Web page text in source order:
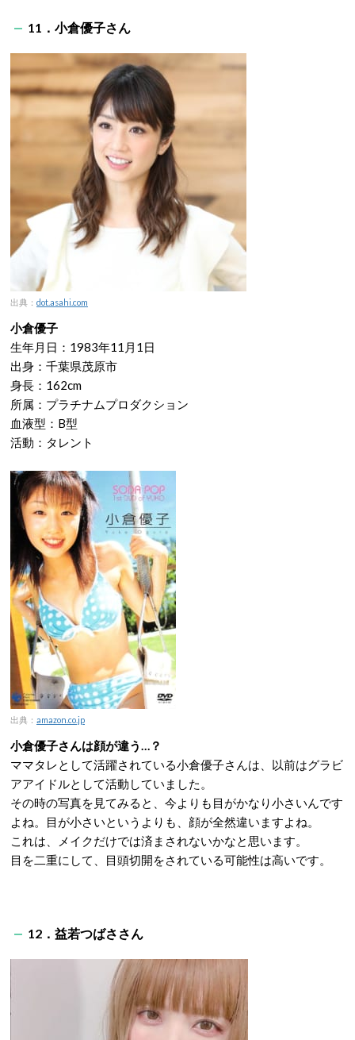
11．小倉優子さん
出典： dot.asahi.com
小倉優子
生年月日：1983年11月1日
出身：千葉県茂原市
身長：162cm
所属：プラチナムプロダクション
血液型：B型
活動：タレント
出典： amazon.co.jp
小倉優子さんは顔が違う…？
ママタレとして活躍されている小倉優子さんは、以前はグラビ
アアイドルとして活動していました。
その時の写真を見てみると、今よりも目がかなり小さいんです
よね。目が小さいというよりも、顔が全然違いますよね。
これは、メイクだけでは済まされないかなと思います。
目を二重にして、目頭切開をされている可能性は高いです。
12．益若つばささん